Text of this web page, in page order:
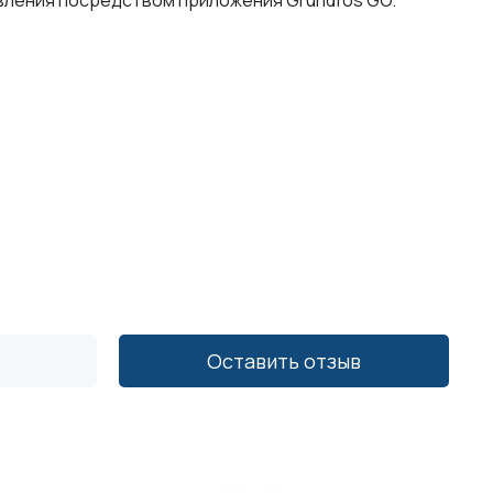
Оставить отзыв